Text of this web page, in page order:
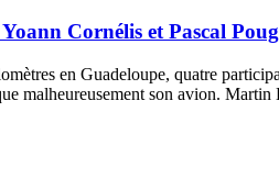
Cornélis et Pascal
en Guadeloupe, quatre
malheureusement son avion.